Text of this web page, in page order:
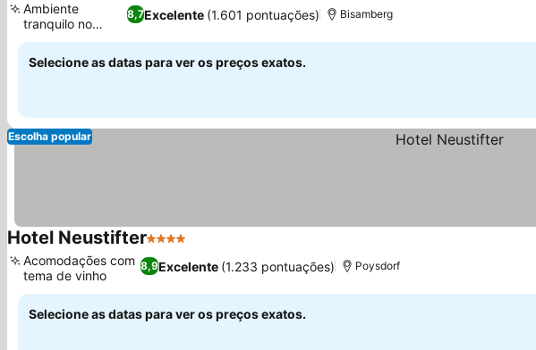
8,7Excelente (1.601 pontuações)
Ambiente
tranquilo no
campo
Bisamberg
Selecione as datas para ver os preços exatos.
Escolha popular
Hotel Neustifter4 Estrelas
8,9Excelente (1.233 pontuações)
Acomodações com
tema de vinho
Poysdorf
Selecione as datas para ver os preços exatos.